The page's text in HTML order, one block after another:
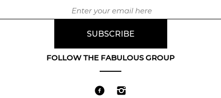
FOLLOW THE FABULOUS GROUP